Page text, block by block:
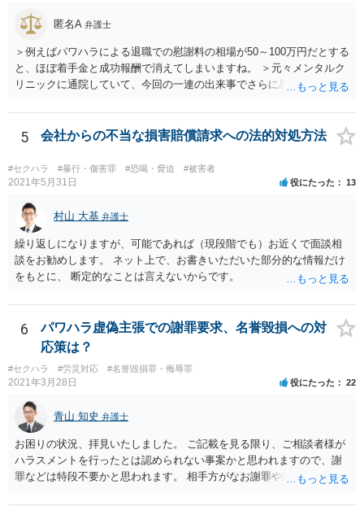
匿名A 弁護士
＞例えばパワハラによる退職での慰謝料の相場が50～100万円だとする
と、ほぼ着手金と成功報酬で消えてしまいますね。 ＞元々メンタルク
リニックに通院していて、今回の一連の出来事でさらに悪化した事実
万が一、慰謝料請求が認められるにしても金額としては微々たるもの
かと思いますが、依頼する弁護士に詳細を説明したうえで指示を仰い
5 会社からの不当な損害賠償請求への法的対処方法
#セクハラ #暴行・傷害罪 #恐喝・脅迫 #被害者
2021年5月31日 役にたった 13
村山 大基 弁護士
繰り返しになりますが、可能であれば（現段階でも）お近くで面談相
談をお勧めします。 ネット上で、お書きいただいた部分的な情報だけ
をもとに、 断定的なことは言えないからです。
6
パワハラ虚偽主張での謝罪要求、名誉毀損への対
応策は？
#セクハラ #労災対応 #名誉毀損罪・侮辱罪
2021年3月28日 役にたった 22
青山 知史 弁護士
お困りの状況、拝見いたしました。 ご記載を見る限り、ご相談者様が
ハラスメントを行ったとは認められない事案かと思われますので、謝
罪などは特段不要かと思われます。 相手方がなお謝罪や賠償を要求す
訴訟などによって債務不存在確認などを求めることも可能です。 相手